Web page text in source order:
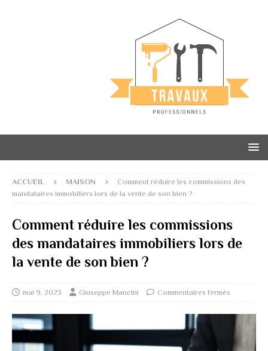
ACCUEIL MAISON
Comment réduire les commissions des
mandataires immobiliers lors de la vente de son bien ?
Comment réduire les commissions
des mandataires immobiliers lors de
la vente de son bien ?
mai 9, 2023 Giuseppe Mancini Commentaires fermés